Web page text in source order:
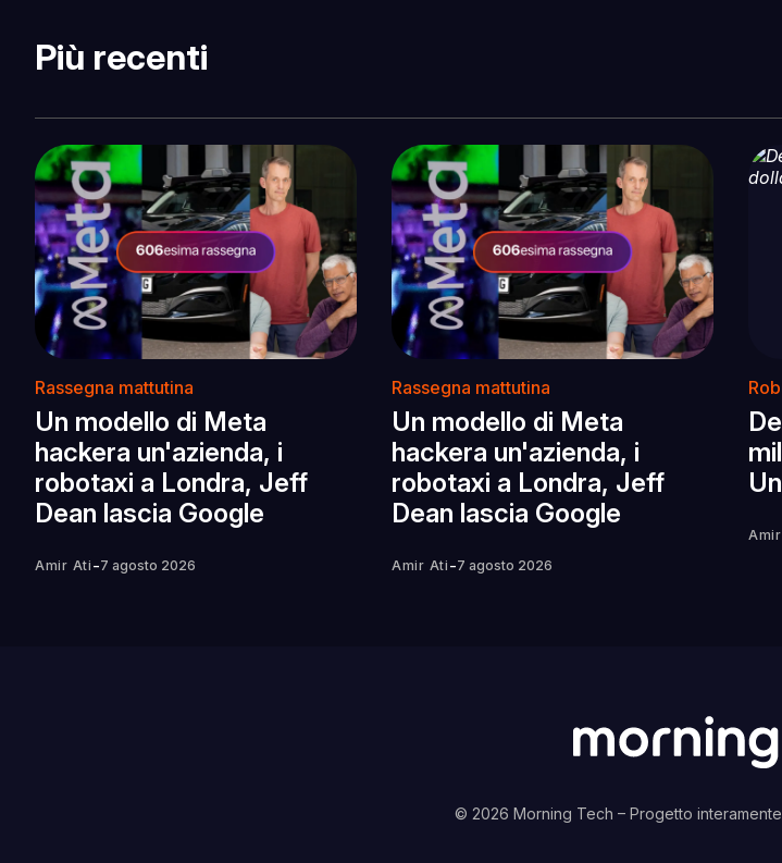
Più recenti
Rassegna mattutina
Un modello di Meta
hackera un'azienda, i
robotaxi a Londra, Jeff
Dean lascia Google
Amir Ati -7 agosto 2026
Rassegna mattutina
Un modello di Meta
hackera un'azienda, i
robotaxi a Londra, Jeff
Dean lascia Google
Amir Ati -7 agosto 2026
© 2026 Morning Tech – Progetto